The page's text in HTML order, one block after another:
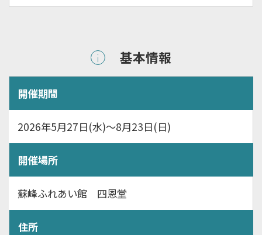
基本情報
開催期間
2026年5月27日(水)～8月23日(日)
開催場所
蘇峰ふれあい館 四恩堂
住所